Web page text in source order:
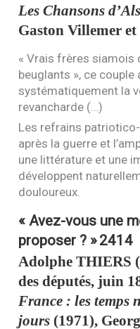
Les Chansons
Gaston Villemer
« Vrais frères siamois
beuglants », ce
systématiquement la
revancharde (…)
Les refrains
après la guerre et
une littérature et une
développent
douloureux.
« Avez-vous une
proposer ? »2414
AdolpheTHIERS
des députés, juin
France : les temps
jours (1971),